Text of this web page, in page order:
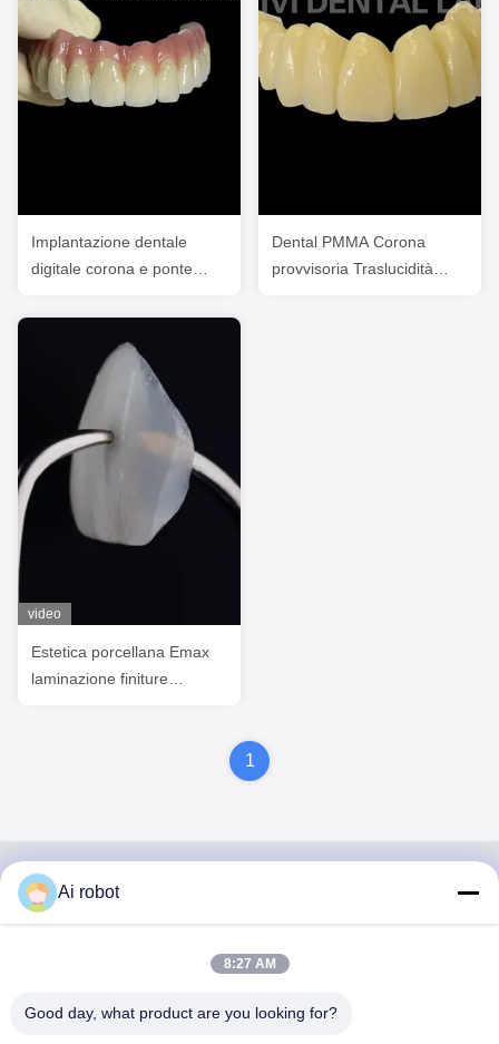
Implantazione dentale
digitale corona e ponte
Dental PMMA Corona
provvisoria Traslucidità
video
Estetica porcellana Emax
laminazione finiture
1
VIVI DENTAI
LABORATORY
Ai robot
8:27 AM
Good day, what product are you looking for?